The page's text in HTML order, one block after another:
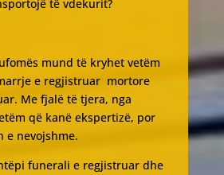
të vdekurit?
mund të kryhet vetëm
e regjistruar mortore
Me fjalë të tjera, nga
që kanë ekspertizë, por
e nevojshme.
funerali e regjistruar dhe